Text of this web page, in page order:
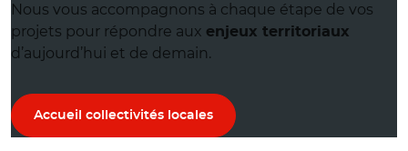
Nous vous accompagnons à chaque étape de vos
projets pour répondre aux enjeux territoriaux
d’aujourd’hui et de demain.
Accueil collectivités locales